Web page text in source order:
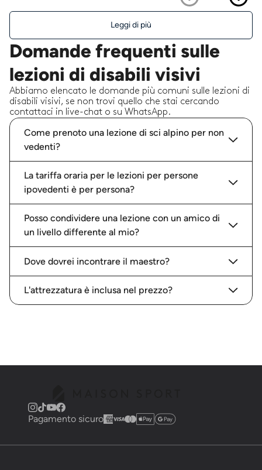
Leggi di più
Domande frequenti sulle
lezioni di disabili visivi
Abbiamo elencato le domande più comuni sulle lezioni di
disabili visivi, se non trovi quello che stai cercando
contattaci in live-chat o su WhatsApp.
Come prenoto una lezione di sci alpino per non
vedenti?
La tariffa oraria per le lezioni per persone
ipovedenti è per persona?
Posso condividere una lezione con un amico di
un livello differente al mio?
Dove dovrei incontrare il maestro?
L'attrezzatura è inclusa nel prezzo?
Pagamento sicuro